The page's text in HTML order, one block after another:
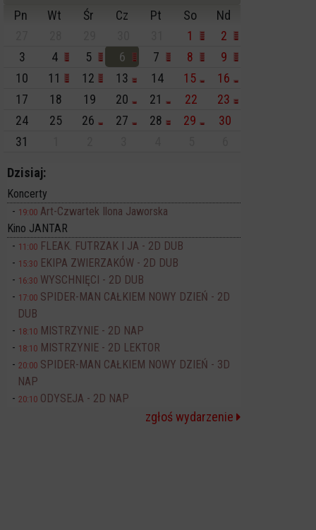
Pn
Wt Śr Cz Pt So
Nd
1
2
3
4 5 6 7 8
9
10
11 12 13 14 15
16
17
18 19 20 21 22
23
24
25 26 27 28 29
30
31
Dzisiaj:
Koncerty
19:00 Art-Czwartek Ilona Jaworska
Kino JANTAR
11:00 FLEAK. FUTRZAK I JA - 2D DUB
15:30 EKIPA ZWIERZAKÓW - 2D DUB
16:30 WYSCHNIĘCI - 2D DUB
17:00 SPIDER-MAN CAŁKIEM NOWY DZIEŃ - 2D
DUB
18:10 MISTRZYNIE - 2D NAP
18:10 MISTRZYNIE - 2D LEKTOR
20:00 SPIDER-MAN CAŁKIEM NOWY DZIEŃ - 3D
NAP
20:10 ODYSEJA - 2D NAP
zgłoś wydarzenie